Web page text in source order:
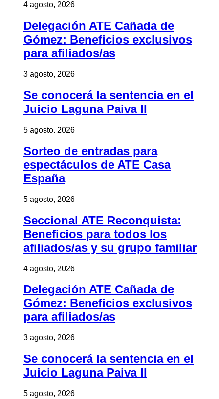
4 agosto, 2026
Delegación ATE Cañada de
Gómez: Beneficios exclusivos
para afiliados/as
3 agosto, 2026
Se conocerá la sentencia en el
Juicio Laguna Paiva II
5 agosto, 2026
Sorteo de entradas para
espectáculos de ATE Casa
España
5 agosto, 2026
Seccional ATE Reconquista:
Beneficios para todos los
afiliados/as y su grupo familiar
4 agosto, 2026
Delegación ATE Cañada de
Gómez: Beneficios exclusivos
para afiliados/as
3 agosto, 2026
Se conocerá la sentencia en el
Juicio Laguna Paiva II
5 agosto, 2026